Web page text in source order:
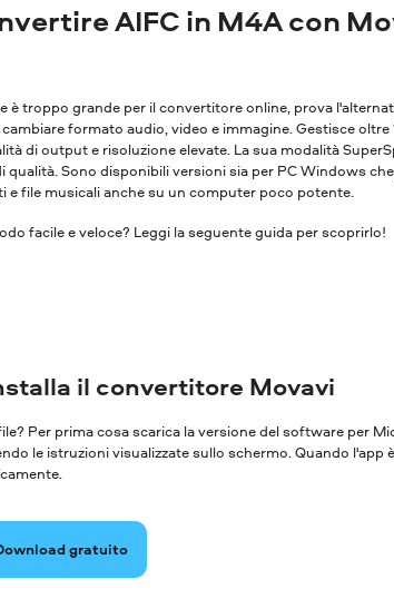
AIFC in M4A con
è troppo grande per il convertitore online, prova
formato audio, video e immagine. Gestisce
di output e risoluzione elevate. La sua modalità
Sono disponibili versioni sia per PC Windows
e file musicali anche su un computer poco potente.
facile e veloce? Leggi la seguente guida per scoprirlo!
il convertitore Movavi
Per prima cosa scarica la versione del software per
le istruzioni visualizzate sullo schermo. Quando l'app
gratuito